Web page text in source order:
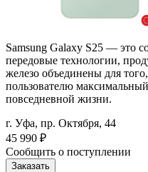
Samsung Galaxy S25 — это
передовые технологии,
железо объединены для
пользователю
повседневной жизни.
г. Уфа, пр. Октября, 44
45 990 ₽
Сообщить о поступлении
Заказать